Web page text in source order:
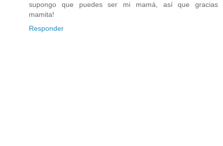
supongo que puedes ser mi mamá, así que gracias
mamita!
Responder